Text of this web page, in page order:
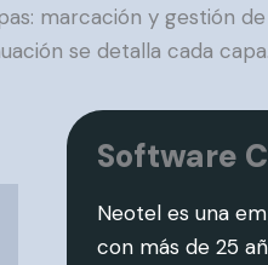
marcación y gestión
se detalla cada capa.
Software
Neotel es una
con más de 25